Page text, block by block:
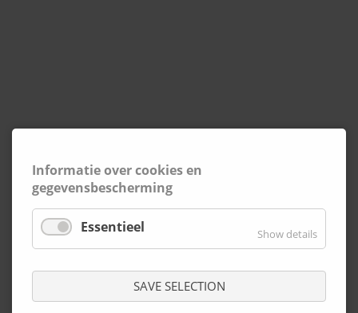
Informatie over cookies en
gegevensbescherming
Essentieel Show details
SAVE SELECTION